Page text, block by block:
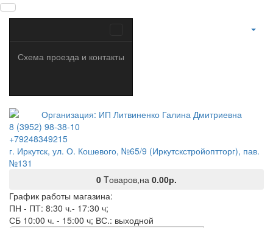
Схема проезда и контакты
8 (3952) 98-38-10
+79248349215
г. Иркутск, ул. О. Кошевого, №65/9 (Иркутскстройоптторг), пав.
№131
0 Tоваров,на 0.00р.
График работы магазина:
ПН - ПТ: 8:30 ч.- 17:30 ч;
СБ 10:00 ч. - 15:00 ч; ВС.: выходной